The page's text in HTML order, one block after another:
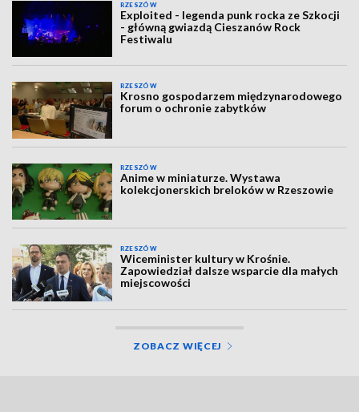
RZESZÓW
Exploited - legenda punk rocka ze Szkocji
- główną gwiazdą Cieszanów Rock
Festiwalu
RZESZÓW
Krosno gospodarzem międzynarodowego
forum o ochronie zabytków
RZESZÓW
Anime w miniaturze. Wystawa
kolekcjonerskich breloków w Rzeszowie
RZESZÓW
Wiceminister kultury w Krośnie.
Zapowiedział dalsze wsparcie dla małych
miejscowości
ZOBACZ WIĘCEJ